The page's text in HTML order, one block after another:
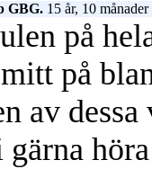
GBG. 15 år, 10 månader
på
på
av
gärna